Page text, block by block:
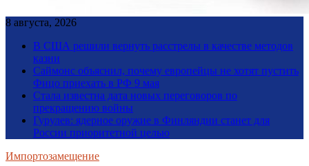
8 августа, 2026
В США решили вернуть расстрелы в качестве методов
казни
Саймонс объяснил, почему европейцы не хотят пустить
Фицо приехать в РФ 9 мая
Стала известна дата новых переговоров по
прекращению войны
Гурулев: ядерное оружие в Финляндии станет для
России приоритетной целью
Импортозамещение